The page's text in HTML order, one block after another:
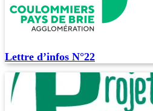
Lettre d’infos N°22